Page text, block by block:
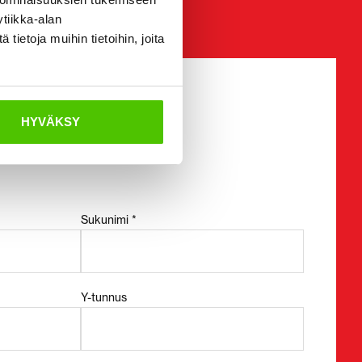
alan
tietoja muihin tietoihin, joita
HYVÄKSY
Sukunimi *
Y-tunnus